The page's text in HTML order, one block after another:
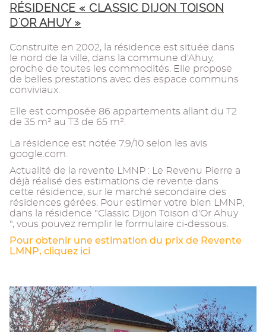
RÉSIDENCE « CLASSIC DIJON TOISON
D'OR AHUY »
Construite en 2002, la résidence est située dans
le nord de la ville, dans la commune d'Ahuy,
proche de toutes les commodités. Elle propose
de belles prestations avec des espace communs
conviviaux.
Elle est composée 86 appartements allant du T2
de 35 m² au T3 de 65 m².
La résidence est notée 7.9/10 selon les avis
google.com.
Actualité de la revente LMNP : Le Revenu Pierre a
déjà réalisé des estimations de revente dans
cette résidence, sur le marché secondaire des
résidences gérées. Pour estimer votre bien LMNP,
dans la résidence "Classic Dijon Toison d'Or Ahuy
", vous pouvez remplir le formulaire ci-dessous.
Pour obtenir une estimation du prix de Revente
LMNP, cliquez ici